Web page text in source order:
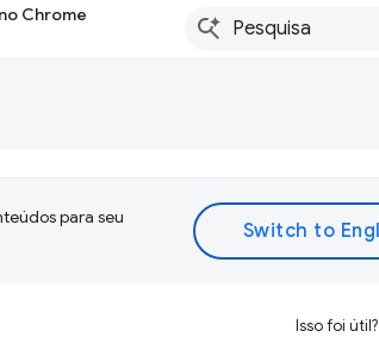
Chrome
para seu
Isso foi útil?